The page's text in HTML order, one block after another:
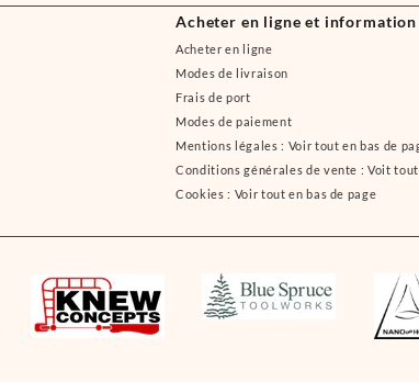
Acheter en ligne et information
Acheter en ligne
Modes de livraison
Frais de port
Modes de paiement
Mentions légales : Voir tout en bas de
Conditions générales de vente : Voit tout
Cookies : Voir tout en bas de page